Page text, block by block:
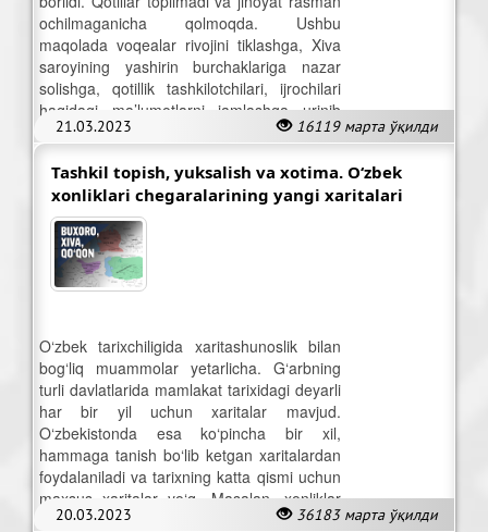
21.03.2023 16119 марта ўқилди
ochilmaganicha qolmoqda. Ushbu
maqolada voqealar rivojini tiklashga, Xiva
saroyining yashirin burchaklariga nazar
solishga, qotillik tashkilotchilari, ijrochilari
haqidagi ma’lumotlarni jamlashga urinib
ko‘ramiz.
Tashkil topish, yuksalish va xotima. O‘zbek
xonliklari chegaralarining yangi xaritalari
20.03.2023 36183 марта ўқилди
O‘zbek tarixchiligida xaritashunoslik bilan
bog‘liq muammolar yetarlicha. G‘arbning
turli davlatlarida mamlakat tarixidagi deyarli
har bir yil uchun xaritalar mavjud.
O‘zbekistonda esa ko‘pincha bir xil,
hammaga tanish bo‘lib ketgan xaritalardan
foydalaniladi va tarixning katta qismi uchun
maxsus xaritalar yo‘q. Masalan, xonliklar
davriga oid.